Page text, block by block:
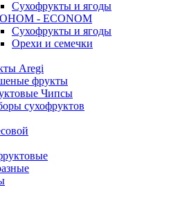
Сухофрукты и ягоды
- ECONOM
Сухофрукты и ягоды
Орехи и семечки
Aregi
фрукты
Чипсы
сухофруктов